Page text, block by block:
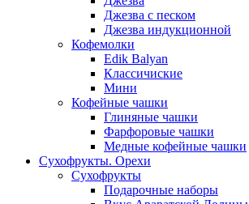
Джезва с песком
Джезва индукционной
Кофемолки
Edik Balyan
Классичиские
Мини
Кофейные чашки
Глиняные чашки
Фарфоровые чашки
Медные кофейные чашки
Сухофрукты. Орехи
Сухофрукты
Подарочные наборы